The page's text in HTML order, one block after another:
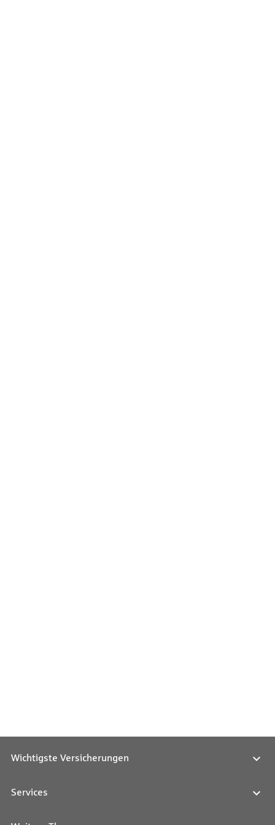
Wichtigste Versicherungen
Services